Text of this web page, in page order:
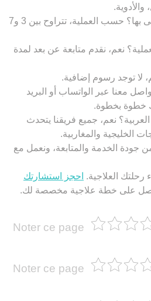
والأدوية.
بها؟
حسب العملية، تتراوح بين 3 و7
نعم، نقدم متابعة عن بعد لمدة
لا توجد رسوم إضافية.
معنا عبر الواتساب أو البريد
خطوة بخطوة.
نعم، جميع فريقنا يتحدث
الخليجية والمغاربية.
جودة الخدمة والمتابعة، ونعمل مع
رحلتك العلاجية. احجز استشارتك
على خطة علاجية مخصصة لك.
Noter ce page
Noter ce page